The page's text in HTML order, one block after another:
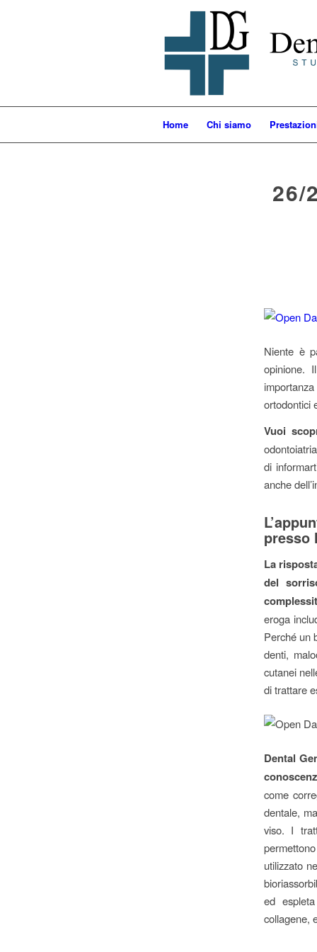
Home Chi siamo
26/
Niente è
opinione.
ortodontici
Vuoi
di
anche
presso
La
del
eroga
Perché un
denti,
cutanei
di trattare
Dental
come
dentale,
viso. I
utilizzato
ed
collagene,